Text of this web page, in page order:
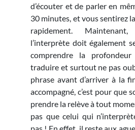
d’écouter et de parler en
30 minutes, et vous sentirez
rapidement.
l’interprète doit également
comprendre la
traduire et surtout ne pas
phrase avant d’arriver à la
accompagné, c’est pour que
prendre la relève à tout
pas que celui qui